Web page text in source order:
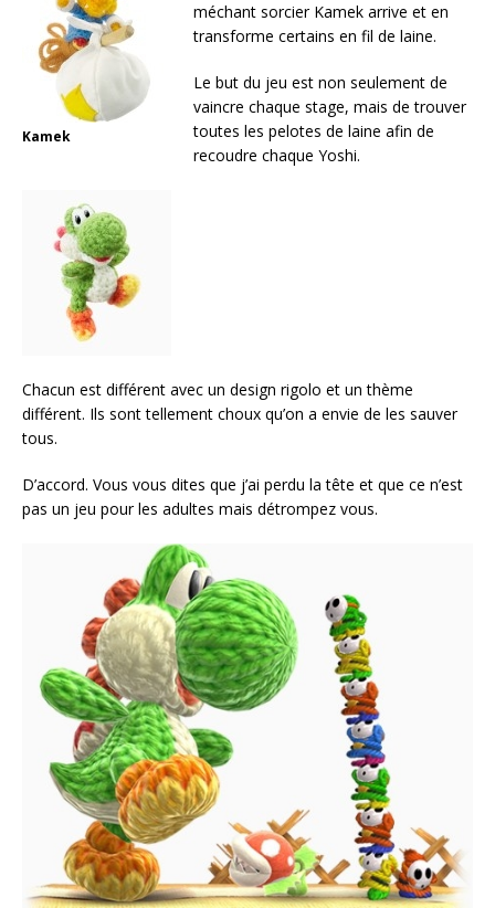
Kamek
méchant sorcier Kamek arrive et en
transforme certains en fil de laine.
Le but du jeu est non seulement de
vaincre chaque stage, mais de trouver
toutes les pelotes de laine afin de
recoudre chaque Yoshi.
Chacun est différent avec un design rigolo et un thème
différent. Ils sont tellement choux qu’on a envie de les sauver
tous.
D’accord. Vous vous dites que j’ai perdu la tête et que ce n’est
pas un jeu pour les adultes mais détrompez vous.